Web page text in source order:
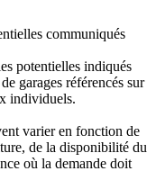
communiqués
potentielles indiqués
garages référencés sur
individuels.
varier en fonction de
de la disponibilité du
où la demande doit